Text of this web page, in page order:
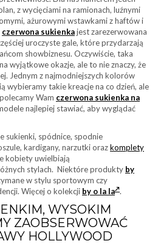
z wycięciami na ramionach, luźnymi
ażurowymi wstawkami z haftów i
czerwona sukienkajest zarezerwowana
uroczyste gale, które przydarzają
showbiznesu. Oczywiście, taka
wyjątkowe okazje, ale to nie znaczy, że
Jednym z najmodniejszych kolorów
wybieramy takie kreacje na co dzień, ale
Wam czerwona sukienka na
najlepiej stawiać, aby wyglądać
sukienki, spódnice, spodnie
kardigany, narzutki orazkomplety
kobiety uwielbiają
stylach. Niektóre produkty by
w stylu sportowym czy
Więcej o kolekcji by o la la .
WYSOKIM
ZAOBSERWOWAĆ
HOLLYWOOD